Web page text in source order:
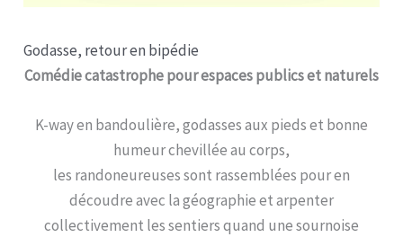
Godasse, retour en bipédie
Comédie catastrophe pour espaces publics et naturels
K-way en bandoulière, godasses aux pieds et bonne
humeur chevillée au corps,
les randoneureuses sont rassemblées pour en
découdre avec la géographie et arpenter
collectivement les sentiers quand une sournoise